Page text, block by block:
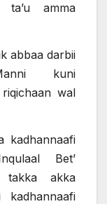
amma
abbaa darbii
kuni
wal
kadhannaafi
Bet’
takka akka
kadhannaafi